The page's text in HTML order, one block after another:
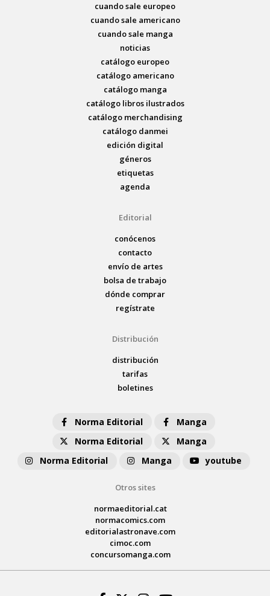
cuando sale europeo
cuando sale americano
cuando sale manga
noticias
catálogo europeo
catálogo americano
catálogo manga
catálogo libros ilustrados
catálogo merchandising
catálogo danmei
edición digital
géneros
etiquetas
agenda
Editorial
conócenos
contacto
envío de artes
bolsa de trabajo
dónde comprar
regístrate
Distribución
distribución
tarifas
boletines
Norma Editorial
Manga
Norma Editorial
Manga
Norma Editorial
Manga youtube
Otros sites
normaeditorial.cat
normacomics.com
editorialastronave.com
cimoc.com
concursomanga.com